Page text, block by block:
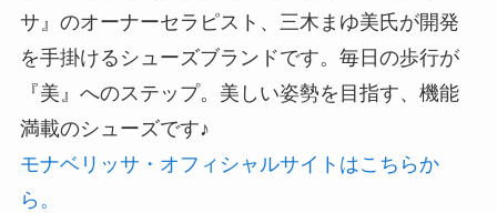
サ』のオーナーセラピスト、三木まゆ美氏が開発
を手掛けるシューズブランドです。毎日の歩行が
『美』へのステップ。美しい姿勢を目指す、機能
満載のシューズです♪
モナベリッサ・オフィシャルサイトはこちらか
ら。